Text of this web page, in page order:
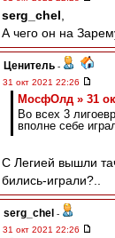
serg_chel
А чего он на
Ценитель -
31 окт 2021 22:26
МосфОлд » 31
Во всех 3
вполне себе
С Легией вышли
бились-играли?..
serg_chel -
31 окт 2021 22:26